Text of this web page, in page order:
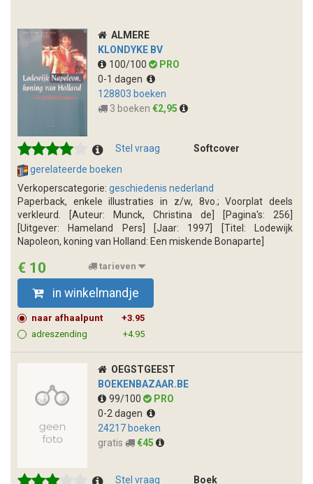
ALMERE
KLONDYKE BV
100/100
PRO
0-1 dagen
128803 boeken
3 boeken €2,95
Stel vraag
Softcover
gerelateerde boeken
Verkoperscategorie: geschiedenis nederland
Paperback, enkele illustraties in z/w, 8vo.; Voorplat deels
verkleurd. [Auteur: Munck, Christina de] [Pagina's: 256]
[Uitgever: Hameland Pers] [Jaar: 1997] [Titel: Lodewijk
Napoleon, koning van Holland: Een miskende Bonaparte]
€ 10 tarieven
in winkelmandje
naar afhaalpunt
+3.95
adreszending
+4.95
OEGSTGEEST
BOEKENBAZAAR.BE
99/100
PRO
0-2 dagen
24217 boeken
gratis
€45
Stel vraag Boek